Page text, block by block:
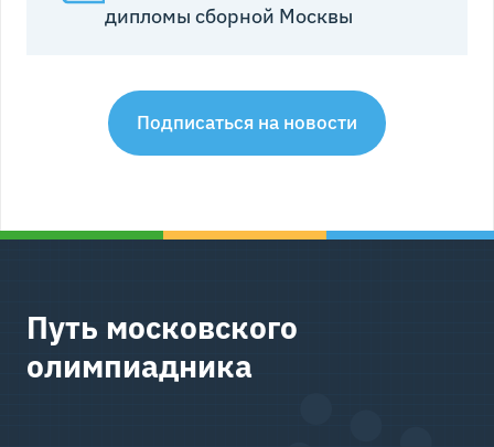
дипломы сборной Москвы
Подписаться на новости
Путь московского
олимпиадника